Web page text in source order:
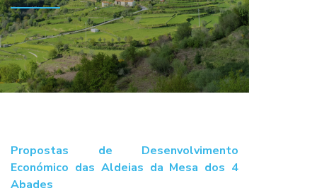
Propostas de Desenvolvimento
Económico das Aldeias da Mesa dos 4
Abades